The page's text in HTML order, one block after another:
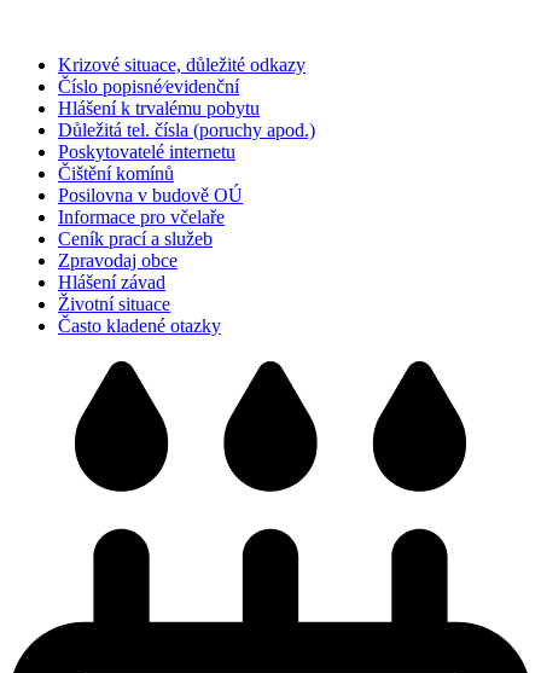
Krizové situace, důležité odkazy
Číslo popisné⁄evidenční
Hlášení k trvalému pobytu
Důležitá tel. čísla (poruchy apod.)
Poskytovatelé internetu
Čištění komínů
Posilovna v budově OÚ
Informace pro včelaře
Ceník prací a služeb
Zpravodaj obce
Hlášení závad
Životní situace
Často kladené otazky